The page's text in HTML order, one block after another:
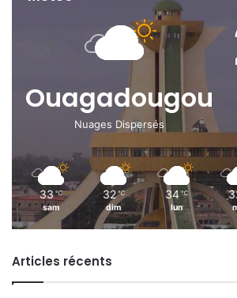
Ouagadougou
Nuages Dispersés
33 ℃
sam
32 ℃
dim
34 ℃
lun
Articles récents